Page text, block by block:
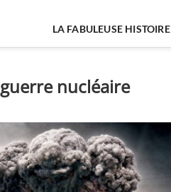
LA FABULEUSE
guerre nucléaire